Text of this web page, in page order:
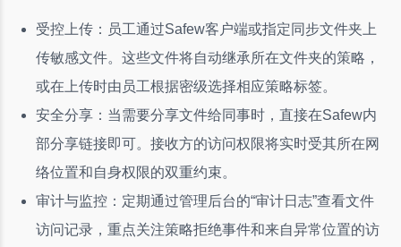
受控上传：员工通过Safew客户端或指定同步文件夹上
传敏感文件。这些文件将自动继承所在文件夹的策略，
或在上传时由员工根据密级选择相应策略标签。
安全分享：当需要分享文件给同事时，直接在Safew内
部分享链接即可。接收方的访问权限将实时受其所在网
络位置和自身权限的双重约束。
审计与监控：定期通过管理后台的“审计日志”查看文件
访问记录，重点关注策略拒绝事件和来自异常位置的访